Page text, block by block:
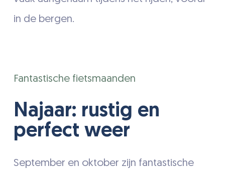
in de bergen.
Fantastische fietsmaanden
Najaar: rustig en
perfect weer
September en oktober zijn fantastische